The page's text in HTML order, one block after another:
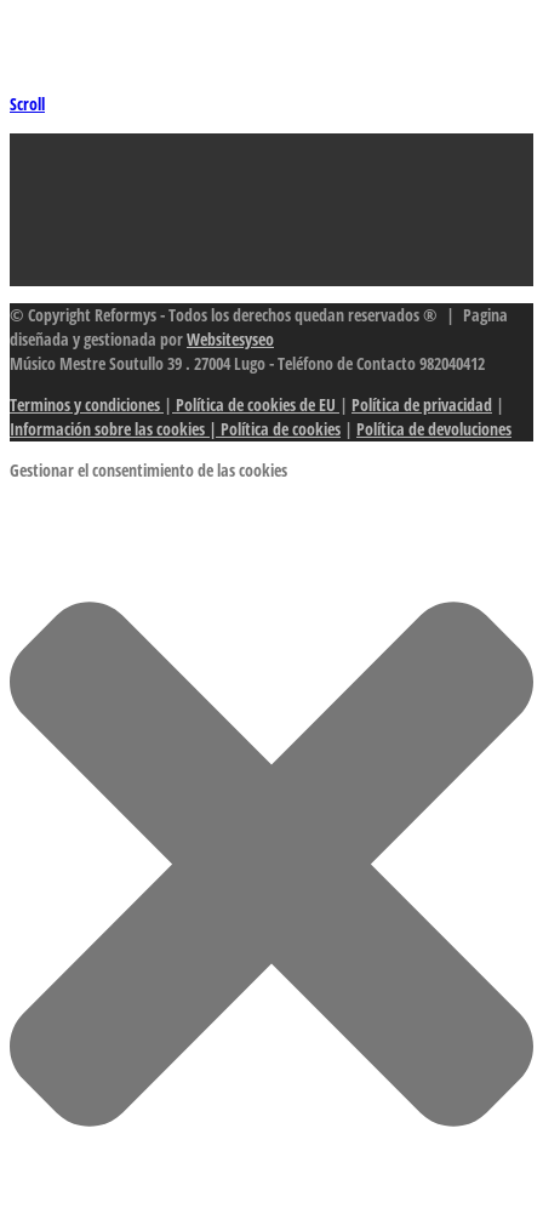
Scroll
© Copyright Reformys - Todos los derechos quedan reservados ® | Pagina
diseñada y gestionada porWebsitesyseo
Músico Mestre Soutullo 39 . 27004 Lugo - Teléfono de Contacto 982040412
Terminos y condiciones | Política de cookies de EU | Política de privacidad |
Información sobre las cookies | Política de cookies | Política de devoluciones
Gestionar el consentimiento de las cookies